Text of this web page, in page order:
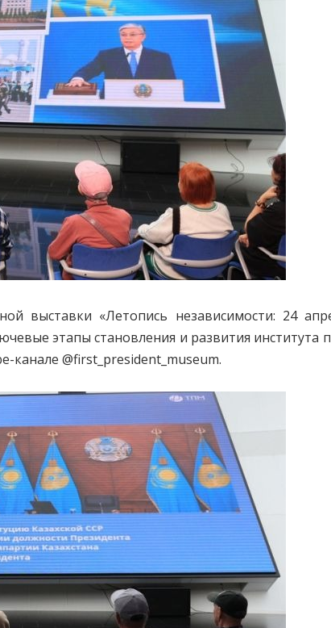
выставки «Летопись независимости: 24
этапы становления и развития института
канале @first_president_museum.